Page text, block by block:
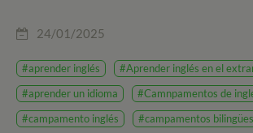
24/01/2025
#aprender inglés
#Aprender inglés en el
#aprender un idioma
#Camnpamentos de
#campamento inglés
#campamentos bilingües